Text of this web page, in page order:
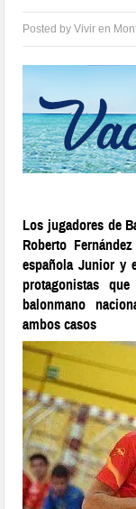
Posted byVivir en
Los jugadores de
Roberto
española Junior y
protagonistas
balonmano
ambos casos